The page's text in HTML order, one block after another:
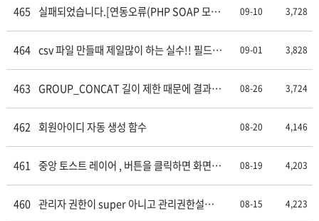
465 실패되었습니다.[연동오류(PHP SOAP 모듈
09-10 3,728
464 csv 파일 만들때 제일많이 하는 실수!! 필드에
09-01 3,828
463 GROUP_CONCAT 길이 제한 때문에 결과값
08-26 3,724
462 회원아이디 자동 생성 함수 08-20 4,146
461 중앙 토스트 레이어 , 버튼을 클릭하면 화면
창.
08-19 4,203
460 관리자 권한이 super 아니고 관리권한설정
08-15 4,223